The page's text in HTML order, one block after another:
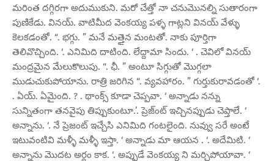
మరింత దగ్గిరగా అదుముకుని. మరో చేత్తో నా చనుమొనల్ని సుతారంగా
పుణికేడు. వినయ్. వాటిమీద వెంకయ్య పళ్ళ గాట్లని వినయ్ వేళ్ళు
కెలకడంతో. “. భగ్గు. ” మనే మత్తైన మంటతో. నాకు పూర్తిగా
తెలివొచ్చింది. ‘. ఎనిమిది దాటింది. లేద్దామా సిందు. ‘ . చెవిలో వినయ్
మంద్రమైన మేలుకొలుపు. “. ఛీ. ” అంటూ సిగ్గుతో మొగ్గలా
ముడుచుకుపోయాను. రాత్రి జరిగిన “. వ్యవహారం. ” గుర్తుకురావడంతో ‘.
. ఏయ్. ఏమైంది. ? . థాంక్స్ కూడా చెప్పవా. ‘ అన్నాడు నన్ను
సున్నితంగా తనవైపు తిప్పుకుంటూ.’. ప్రెజ్ంట్ ఇచ్చినప్పుడు చెప్తాలే. ‘
అన్నాను. ‘. నే ప్రెజంట్ ఇచ్చేసి ఎనిమిది గంటలైంది. నువ్వు సరే అంటే
ఇటువంటివి మళ్ళీ మళ్ళీ ఇస్తా. ‘ అన్నాడు మా ఆయన . ‘. అదేమిటి. ‘
అన్నాను మొదట అర్థం కాక. ‘. అప్పుడే వెంకయ్య ని మర్చిపోయావా. ‘